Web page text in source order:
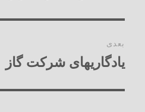
بعدی
نوشته
یادگاریهای شرکت گاز